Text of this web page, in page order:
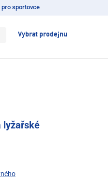
pro sportovce
Vybrat prodejnu
lyžařské